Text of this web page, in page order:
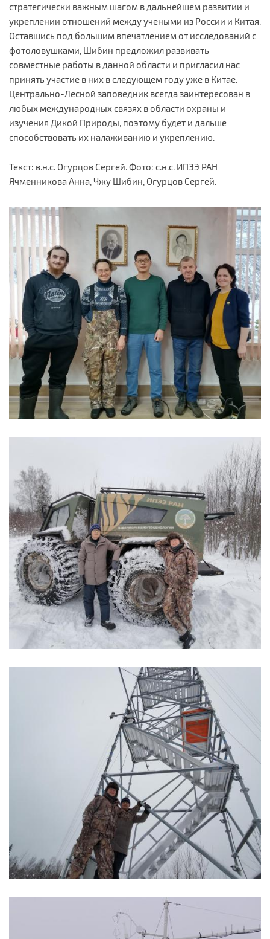
стратегически важным шагом в дальнейшем развитии и
укреплении отношений между учеными из России и Китая.
Оставшись под большим впечатлением от исследований с
фотоловушками, Шибин предложил развивать
совместные работы в данной области и пригласил нас
принять участие в них в следующем году уже в Китае.
Центрально-Лесной заповедник всегда заинтересован в
любых международных связях в области охраны и
изучения Дикой Природы, поэтому будет и дальше
способствовать их налаживанию и укреплению.
Текст: в.н.с. Огурцов Сергей. Фото: с.н.с. ИПЭЭ РАН
Ячменникова Анна, Чжу Шибин, Огурцов Сергей.